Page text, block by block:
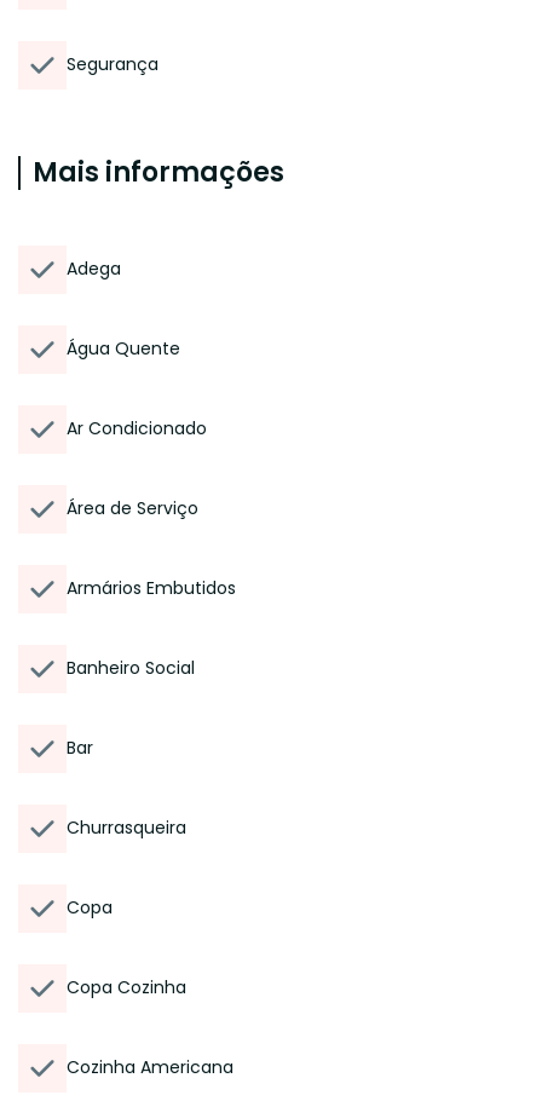
Segurança
Mais informações
Adega
Água Quente
Ar Condicionado
Área de Serviço
Armários Embutidos
Banheiro Social
Bar
Churrasqueira
Copa
Copa Cozinha
Cozinha Americana